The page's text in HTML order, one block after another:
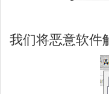
我们将恶意软件